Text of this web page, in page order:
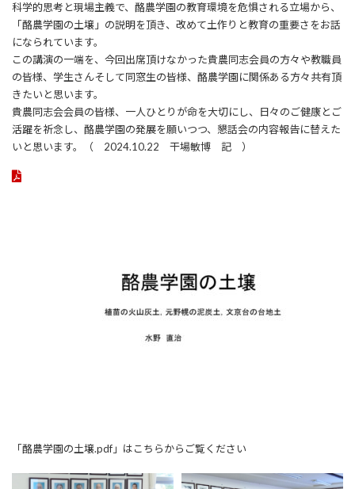
科学的思考と現場主義で、酪農学園の教育環境を危惧される立場から、
「酪農学園の土壌」の説明を頂き、改めて土作りと教育の重要さをお話
になられています。
この講演の一端を、今回出席頂けなかった貴農同志会員の方々や教職員
の皆様、学生さんそして同窓生の皆様、酪農学園に関係ある方々共有頂
きたいと思います。
貴農同志会会員の皆様、一人ひとりが命を大切にし、日々のご健康とご
活躍を祈念し、酪農学園の発展を願いつつ、懇話会の内容報告に替えた
いと思います。（ 2024.10.22 干場敏博 記 ）
「酪農学園の土壌.pdf」はこちらからご覧ください